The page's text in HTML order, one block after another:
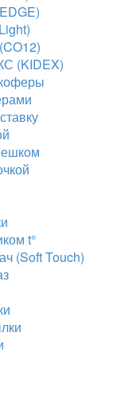
(KIDEX)
t°
(Soft Touch)